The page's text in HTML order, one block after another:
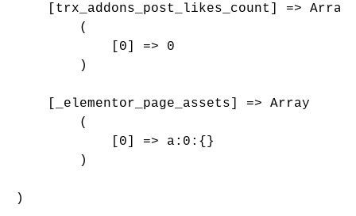
    [trx_addons_post_likes_count] => Array
        (
            [0] => 0
        )
    [_elementor_page_assets] => Array
        (
            [0] => a:0:{}
        )
)